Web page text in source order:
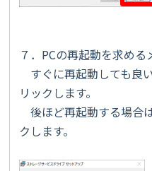
７．PCの再起動を求める
すぐに再起動しても良
リックします。
後ほど再起動する場合
クします。